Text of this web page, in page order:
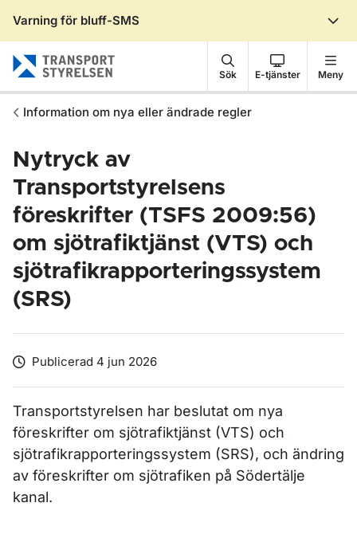
Varning för bluff-SMS
Sök E-tjänster Meny
Information om nya eller ändrade regler
Nytryck av
Transportstyrelsens
föreskrifter (TSFS 2009:56)
om sjötrafiktjänst (VTS) och
sjötrafikrapporteringssystem
(SRS)
Publicerad 4 jun 2026
Transportstyrelsen har beslutat om nya
föreskrifter om sjötrafiktjänst (VTS) och
sjötrafikrapporteringssystem (SRS), och ändring
av föreskrifter om sjötrafiken på Södertälje
kanal.